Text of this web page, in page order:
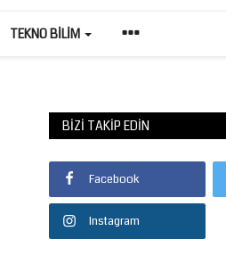
TEKNO BILIM
BIZI TAKIP EDIN
Facebook
Instagram